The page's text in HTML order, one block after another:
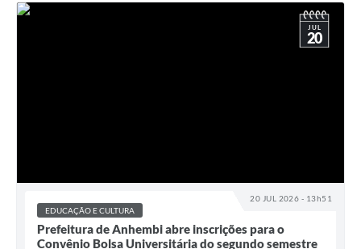
20 JUL 2026 - 13h51
JUL
20
EDUCAÇÃO E CULTURA
Prefeitura de Anhembi abre inscrições para o
Convênio Bolsa Universitária do segundo semestre